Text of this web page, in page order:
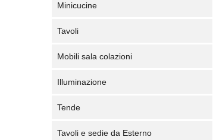
Minicucine
Tavoli
Mobili sala colazioni
Illuminazione
Tende
Tavoli e sedie da Esterno